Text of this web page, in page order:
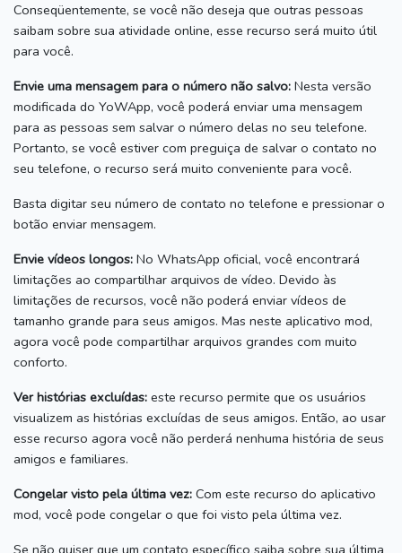
Conseqüentemente, se você não deseja que outras pessoas
saibam sobre sua atividade online, esse recurso será muito útil
para você.
Envie uma mensagem para o número não salvo: Nesta versão
modificada do YoWApp, você poderá enviar uma mensagem
para as pessoas sem salvar o número delas no seu telefone.
Portanto, se você estiver com preguiça de salvar o contato no
seu telefone, o recurso será muito conveniente para você.
Basta digitar seu número de contato no telefone e pressionar o
botão enviar mensagem.
Envie vídeos longos: No WhatsApp oficial, você encontrará
limitações ao compartilhar arquivos de vídeo. Devido às
limitações de recursos, você não poderá enviar vídeos de
tamanho grande para seus amigos. Mas neste aplicativo mod,
agora você pode compartilhar arquivos grandes com muito
conforto.
Ver histórias excluídas: este recurso permite que os usuários
visualizem as histórias excluídas de seus amigos. Então, ao usar
esse recurso agora você não perderá nenhuma história de seus
amigos e familiares.
Congelar visto pela última vez: Com este recurso do aplicativo
mod, você pode congelar o que foi visto pela última vez.
Se não quiser que um contato específico saiba sobre sua última